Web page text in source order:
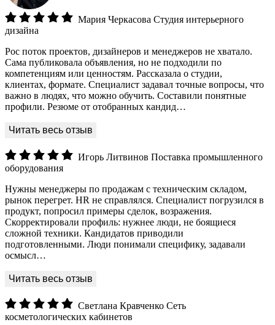
Мария Черкасова Студия интерьерного
дизайна
Рос поток проектов, дизайнеров и менеджеров не хватало.
Сама публиковала объявления, но не подходили по
компетенциям или ценностям. Рассказала о студии,
клиентах, формате. Специалист задавал точные вопросы, что
важно в людях, что можно обучить. Составили понятные
профили. Резюме от отобранных кандид…
Игорь Литвинов Поставка промышленного
оборудования
Нужны менеджеры по продажам с техническим складом,
рынок перегрет. HR не справлялся. Специалист погрузился в
продукт, попросил примеры сделок, возражения.
Скорректировали профиль: нужнее люди, не боящиеся
сложной техники. Кандидатов приводили
подготовленными. Люди понимали специфику, задавали
осмысл…
Светлана Кравченко Сеть
косметологических кабинетов